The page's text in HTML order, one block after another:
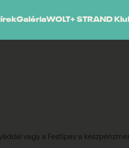
GalériaWOLT+ STRAND
vagy a Festipay a